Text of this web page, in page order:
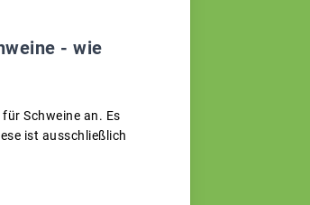
- wie
Schweine an. Es
ist ausschließlich